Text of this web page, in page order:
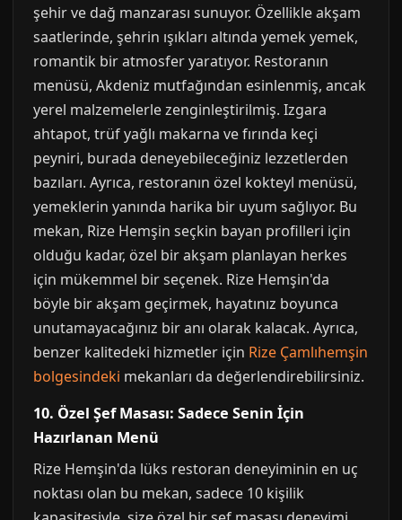
şehir ve dağ manzarası sunuyor. Özellikle akşam
saatlerinde, şehrin ışıkları altında yemek yemek,
romantik bir atmosfer yaratıyor. Restoranın
menüsü, Akdeniz mutfağından esinlenmiş, ancak
yerel malzemelerle zenginleştirilmiş. Izgara
ahtapot, trüf yağlı makarna ve fırında keçi
peyniri, burada deneyebileceğiniz lezzetlerden
bazıları. Ayrıca, restoranın özel kokteyl menüsü,
yemeklerin yanında harika bir uyum sağlıyor. Bu
mekan, Rize Hemşin seçkin bayan profilleri için
olduğu kadar, özel bir akşam planlayan herkes
için mükemmel bir seçenek. Rize Hemşin'da
böyle bir akşam geçirmek, hayatınız boyunca
unutamayacağınız bir anı olarak kalacak. Ayrıca,
benzer kalitedeki hizmetler için Rize Çamlıhemşin
bolgesindeki mekanları da değerlendirebilirsiniz.
10. Özel Şef Masası: Sadece Senin İçin
Hazırlanan Menü
Rize Hemşin'da lüks restoran deneyiminin en uç
noktası olan bu mekan, sadece 10 kişilik